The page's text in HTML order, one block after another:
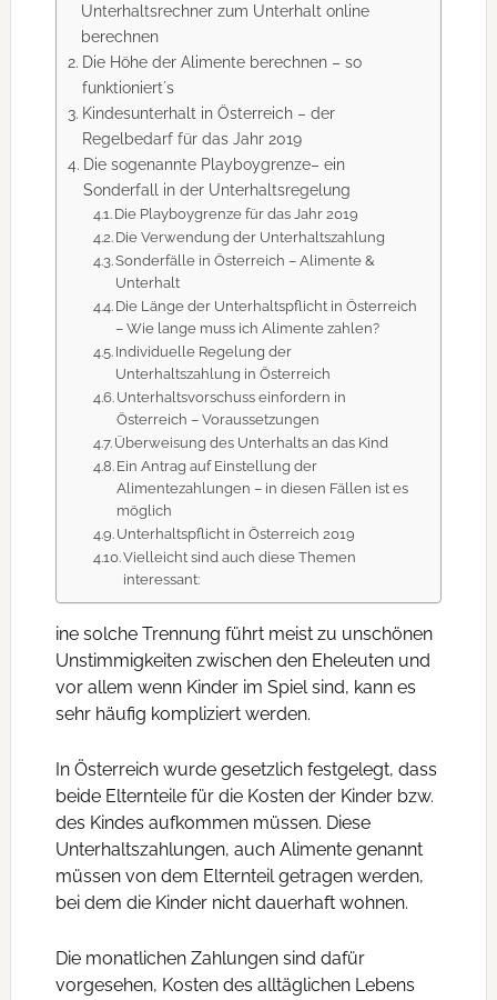
Unterhaltsrechner zum Unterhalt online
berechnen
Die Höhe der Alimente berechnen – so
funktioniert´s
Kindesunterhalt in Österreich – der
Regelbedarf für das Jahr 2019
Die sogenannte Playboygrenze– ein
Sonderfall in der Unterhaltsregelung
Die Playboygrenze für das Jahr 2019
Die Verwendung der Unterhaltszahlung
Sonderfälle in Österreich – Alimente &
Unterhalt
Die Länge der Unterhaltspflicht in Österreich
– Wie lange muss ich Alimente zahlen?
Individuelle Regelung der
Unterhaltszahlung in Österreich
Unterhaltsvorschuss einfordern in
Österreich – Voraussetzungen
Überweisung des Unterhalts an das Kind
Ein Antrag auf Einstellung der
Alimentezahlungen – in diesen Fällen ist es
möglich
Unterhaltspflicht in Österreich 2019
Vielleicht sind auch diese Themen
interessant:
ine solche Trennung führt meist zu unschönen
Unstimmigkeiten zwischen den Eheleuten und
vor allem wenn Kinder im Spiel sind, kann es
sehr häufig kompliziert werden.
In Österreich wurde gesetzlich festgelegt, dass
beide Elternteile für die Kosten der Kinder bzw.
des Kindes aufkommen müssen. Diese
Unterhaltszahlungen, auch Alimente genannt
müssen von dem Elternteil getragen werden,
bei dem die Kinder nicht dauerhaft wohnen.
Die monatlichen Zahlungen sind dafür
vorgesehen, Kosten des alltäglichen Lebens